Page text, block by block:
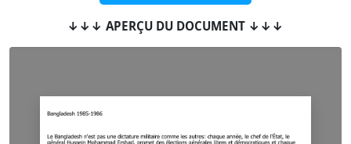
↓↓↓ APERÇU DU DOCUMENT ↓↓↓